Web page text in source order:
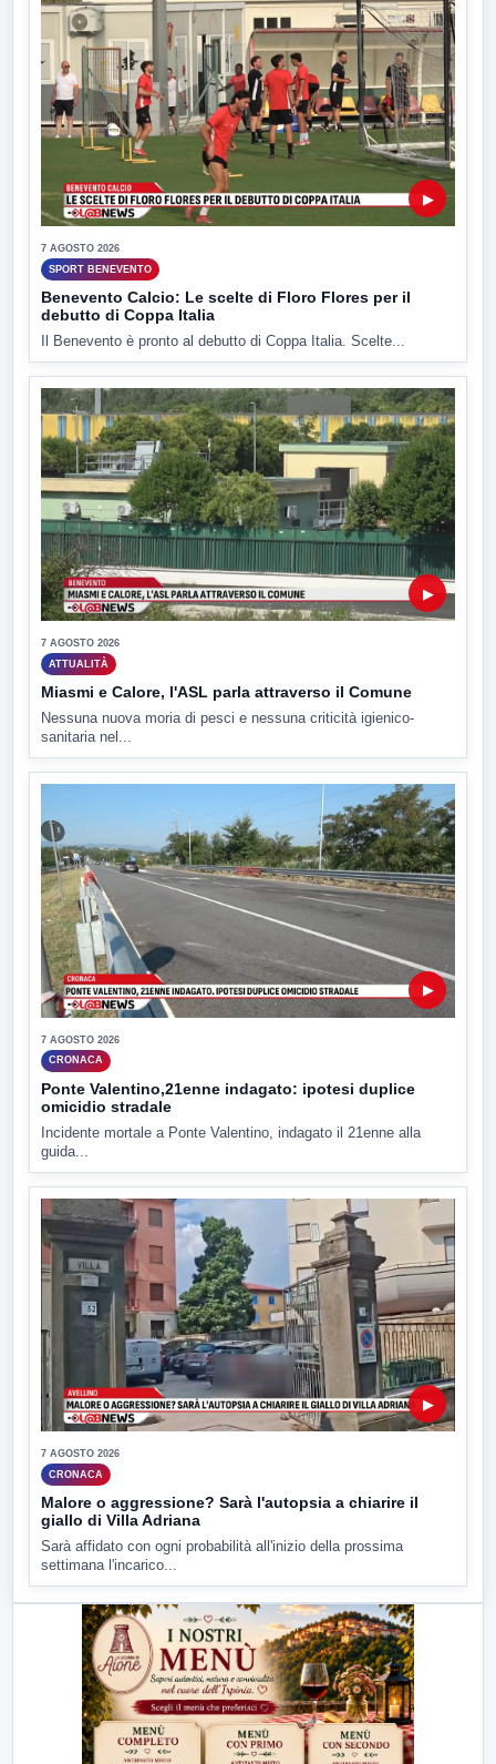
▶
7 AGOSTO 2026
SPORT BENEVENTO
Benevento Calcio: Le scelte di Floro Flores per il
debutto di Coppa Italia
Il Benevento è pronto al debutto di Coppa Italia. Scelte...
▶
7 AGOSTO 2026
ATTUALITÀ
Miasmi e Calore, l'ASL parla attraverso il Comune
Nessuna nuova moria di pesci e nessuna criticità igienico-
sanitaria nel...
▶
7 AGOSTO 2026
CRONACA
Ponte Valentino,21enne indagato: ipotesi duplice
omicidio stradale
Incidente mortale a Ponte Valentino, indagato il 21enne alla
guida...
▶
7 AGOSTO 2026
CRONACA
Malore o aggressione? Sarà l'autopsia a chiarire il
giallo di Villa Adriana
Sarà affidato con ogni probabilità all'inizio della prossima
settimana l'incarico...